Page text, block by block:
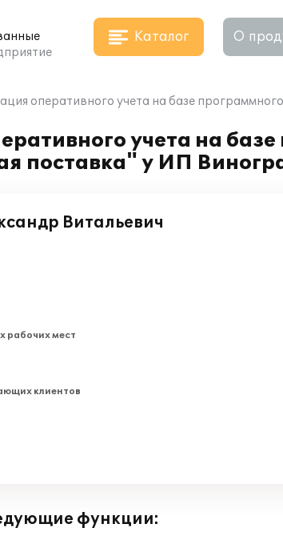
Каталог О
оперативного учета на базе
учета на
поставка" у ИП
Витальевич
рабочих мест
клиентов
функции: